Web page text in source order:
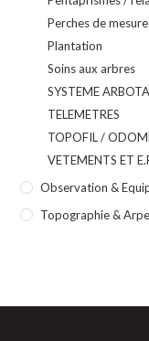
Perches de
Plantation
Soins aux arbres
SYSTEME
TELEMETRES
TOPOFIL /
VETEMENTS ET
Observation &
Topographie &